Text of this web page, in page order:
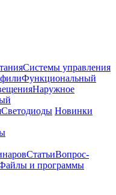
Системы управления
Функциональный
Наружное
Светодиоды Новинки
СтатьиВопрос-
и программы